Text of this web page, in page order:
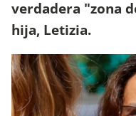
verdadera "zona
hija, Letizia.